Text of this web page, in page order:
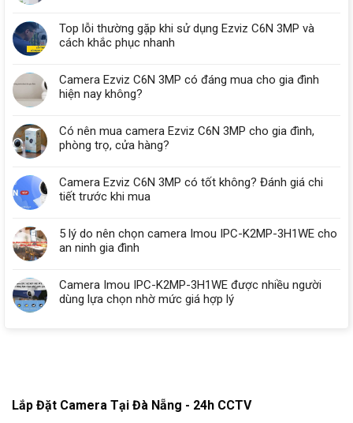
Top lỗi thường gặp khi sử dụng Ezviz C6N 3MP và
cách khắc phục nhanh
Camera Ezviz C6N 3MP có đáng mua cho gia đình
hiện nay không?
Có nên mua camera Ezviz C6N 3MP cho gia đình,
phòng trọ, cửa hàng?
Camera Ezviz C6N 3MP có tốt không? Đánh giá chi
tiết trước khi mua
5 lý do nên chọn camera Imou IPC-K2MP-3H1WE cho
an ninh gia đình
Camera Imou IPC-K2MP-3H1WE được nhiều người
dùng lựa chọn nhờ mức giá hợp lý
Lắp Đặt Camera Tại Đà Nẵng - 24h CCTV